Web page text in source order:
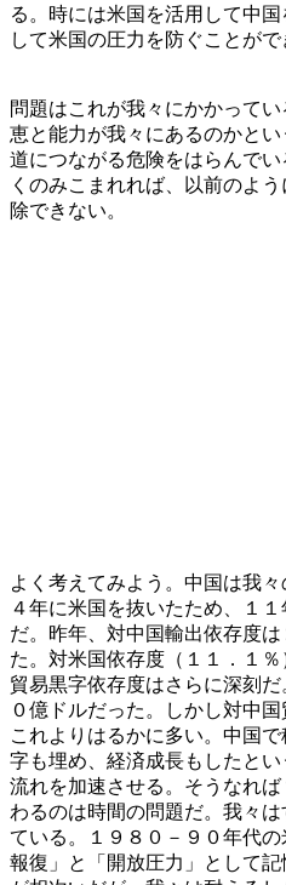
る。時には米国を活用して中
して米国の圧力を防ぐことがで
問題はこれが我々にかかって
恵と能力が我々にあるのかと
道につながる危険をはらんで
くのみこまれれば、以前のよ
除できない。
よく考えてみよう。中国は我
４年に米国を抜いたため、１
だ。昨年、対中国輸出依存度
た。対米国依存度（１１．１％
貿易黒字依存度はさらに深刻
０億ドルだった。しかし対中
これよりはるかに多い。中国
字も埋め、経済成長もしたと
流れを加速させる。そうなれ
わるのは時間の問題だ。我々
ている。１９８０－９０年代
報復」と「開放圧力」として